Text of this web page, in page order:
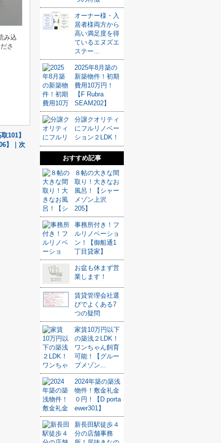
み込
さ
101】
】｜次
オーナー様・入
居者様両方から
高い満足度を得
ているエヌズエ
ステー...
2025年8月築の
新築物件！初期
費用10万円！
【F Rubra
SEAM202】
分譲クオリティ
にフルリノベー
ション２LDK！
おすすめ記事
８帖の大きな間
取り！大きなお
風呂！【シャー
メゾン上沢
205】
事務所付き！フ
ルリノベーショ
ン！【御船通1
丁目貸家】
お盆も休まず営
業します！
賃貸管理会社選
びでよくある7
つの疑問
家賃10万円以下
の築浅２LDK！
ワンちゃん飼育
可能！【グルー
ブメゾン...
2024年築の築浅
物件！敷金礼金
０円！【D porta
ewer301】
新長田駅徒歩４
分の店舗事務